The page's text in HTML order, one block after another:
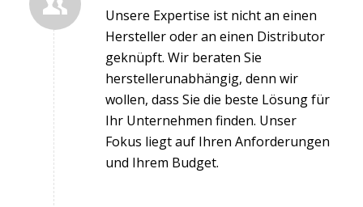
Unsere Expertise ist nicht an einen
Hersteller oder an einen Distributor
geknüpft. Wir beraten Sie
herstellerunabhängig, denn wir
wollen, dass Sie die beste Lösung für
Ihr Unternehmen finden. Unser
Fokus liegt auf Ihren Anforderungen
und Ihrem Budget.